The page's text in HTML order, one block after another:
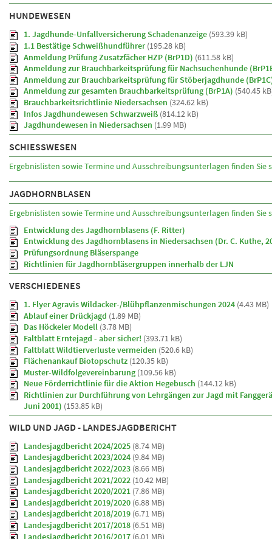
HUNDEWESEN
1. Jagdhunde-Unfallversicherung Schadenanzeige (593.39 kB)
1.1 Bestätige Schweißhundführer(195.28 kB)
Anmeldung Prüfung Zusatzfächer HZP (BrP1D) (611.58 kB)
Anmeldung zur Brauchbarkeitsprüfung für Nachsuchenhunde
Anmeldung zur Brauchbarkeitsprüfung für Stöberjagdhunde
Anmeldung zur gesamten Brauchbarkeitsprüfung (BrP1A) (540.45
Brauchbarkeitsrichtlinie Niedersachsen (324.62 kB)
Infos Jagdhundewesen Schwarzweiß (814.12 kB)
Jagdhundewesen in Niedersachsen (1.99 MB)
SCHIESSWESEN
Ergebnislisten sowie Termine und Ausschreibungsunterlagen finden Sie
JAGDHORNBLASEN
Ergebnislisten sowie Termine und Ausschreibungsunterlagen finden Sie
Entwicklung des Jagdhornblasens (F. Ritter)
Entwicklung des Jagdhornblasens in Niedersachsen (Dr. C. Kuthe,
Prüfungsordnung Bläserspange
Richtlinien für Jagdhornbläsergruppen innerhalb der LJN
VERSCHIEDENES
1. Flyer Agravis Wildacker-/Blühpflanzenmischungen 2024 (4.43 MB)
Ablauf einer Drückjagd (1.89 MB)
Das Höckeler Modell (3.78 MB)
Faltblatt Erntejagd - aber sicher! (393.71 kB)
Faltblatt Wildtierverluste vermeiden (520.6 kB)
Flächenankauf Biotopschutz (120.35 kB)
Muster-Wildfolgevereinbarung (109.56 kB)
Neue Förderrichtlinie für die Aktion Hegebusch (144.12 kB)
Richtlinien zur Durchführung von Lehrgängen zur Jagd mit
Juni 2001) (153.85 kB)
WILD UND JAGD - LANDESJAGDBERICHT
Landesjagdbericht 2024/2025 (8.74 MB)
Landesjagdbericht 2023/2024 (9.84 MB)
Landesjagdbericht 2022/2023 (8.66 MB)
Landesjagdbericht 2021/2022 (10.42 MB)
Landesjagdbericht 2020/2021 (7.86 MB)
Landesjagdbericht 2019/2020 (6.88 MB)
Landesjagdbericht 2018/2019 (6.71 MB)
Landesjagdbericht 2017/2018 (6.51 MB)
Landesjagdbericht 2016/2017 (6.01 MB)